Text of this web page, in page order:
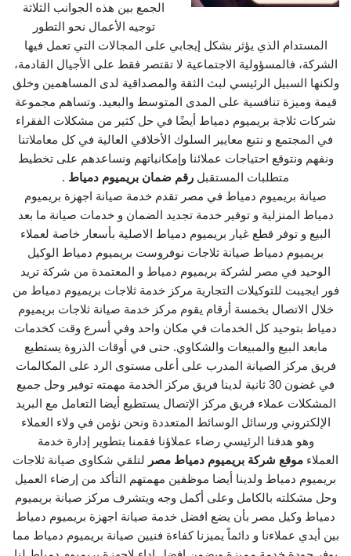
الجمع بين هذه الجوانب الثلاثة
توجيه الأعمال نحو التطور
المستدام الذي يؤثر بشكل إيجابي على المجالات التي تعمل فيها
الشركة، فالمسؤولية الاجتماعية لا تقتصر فقط على الأجيال القادمة،
ولكنها السبيل الرئيسي لبث الثقة والمصداقية لدى المساهمين وخلق
قيمة وميزة تنافسية على المدى المتوسط والبعيد. وتساهم مجموعة
شركات ثلاجة بريميوم دمياط أيضًا في حل كثير من مشكلات الفقراء
في المجتمع و نتبع معايير السلوك الأخلاقي العالية في كل معاملاتنا
ونفهم ونتوقع احتياجات عملائنا وإمكانياتهم ونساعدهم على تخطيط
متطلبات المستقبل رقم ضمان بريميوم دمياط .
صيانة بريميوم دمياط في مصر تقدم خدمة صيانة اجهزة بريميوم
دمياط المنزلية و توفير خدمة تجديد الضمان و خدمات صيانة ما بعد
البيع و توفر قطع غيار بريميوم دمياط الاصلية بأسعار خاصة لعملاء
بريميوم دمياط صيانة ثلاجات نوفروست بريميوم دمياط الوكيل
الوحيد في مصر لشركة بريميوم دمياط و المعتمدة من شركة تريد
فور ايجيبت للتوكيلات التجارية مركز خدمة ثلاجات بريميوم دمياط من
خلال الاتصال بخمسة أرقام يقوم مركز خدمة صيانة ثلاجات بريميوم
دمياط بتوحيد كل الخدمات في مكان واحد وفي أسرع وقت كخدمات
مابعد البيع والمبيعات والشكاوي. حتى في أوقات الذروة يستطيع
فريق مركز الصيانة المدرب على أعلى مستوى الرد على المكالمات
في غضون 30 ثانية لدينا فريق مركز الخدمة مهمته توفير وحل جميع
المشكلات عملاء فريق مركز الإتصال يستطيع أيضا التعامل مع البريد
الإلكتروني ورسائل الوسائط المتعددة ونحن نؤمن في ولاء العملاء
وهو هدفنا الرئيسي رضاء عملاؤنا فقمنا بتطوير إدارة خدمة
العملاء موقع شركة بريميوم دمياط مصر لتلقي شكاوى صيانة ثلاجات
بريميوم دمياط ولدينا أيضا موظفين مهمتهم التأكد من إرضاء العميل
وحل مشكلته بالكامل وعلى أكمل وجه ويتشرف مركز صيانة بريميوم
دمياط وكيل مصر بأن يضع افضل خدمة صيانة اجهزة بريميوم دمياط
بين أيدي عملاءنا و دائماً يميزنا كفاءة فنيين صيانة بريميوم دمياط مما